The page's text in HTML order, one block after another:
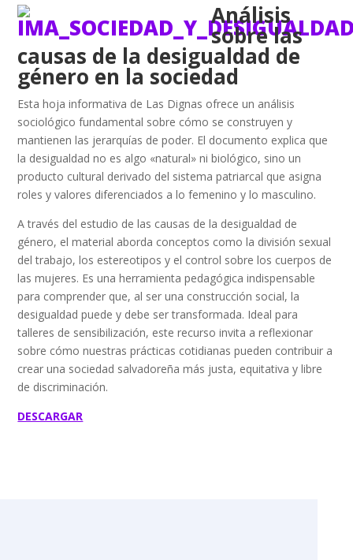
Análisis
sobre las
causas de la desigualdad de
género en la sociedad
Esta hoja informativa de Las Dignas ofrece un análisis
sociológico fundamental sobre cómo se construyen y
mantienen las jerarquías de poder. El documento explica que
la desigualdad no es algo «natural» ni biológico, sino un
producto cultural derivado del sistema patriarcal que asigna
roles y valores diferenciados a lo femenino y lo masculino.
A través del estudio de las causas de la desigualdad de
género, el material aborda conceptos como la división sexual
del trabajo, los estereotipos y el control sobre los cuerpos de
las mujeres. Es una herramienta pedagógica indispensable
para comprender que, al ser una construcción social, la
desigualdad puede y debe ser transformada. Ideal para
talleres de sensibilización, este recurso invita a reflexionar
sobre cómo nuestras prácticas cotidianas pueden contribuir a
crear una sociedad salvadoreña más justa, equitativa y libre
de discriminación.
DESCARGAR